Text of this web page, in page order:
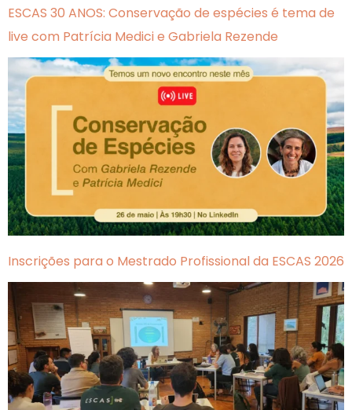
ESCAS 30 ANOS: Conservação de espécies é tema de
live com Patrícia Medici e Gabriela Rezende
Inscrições para o Mestrado Profissional da ESCAS 2026